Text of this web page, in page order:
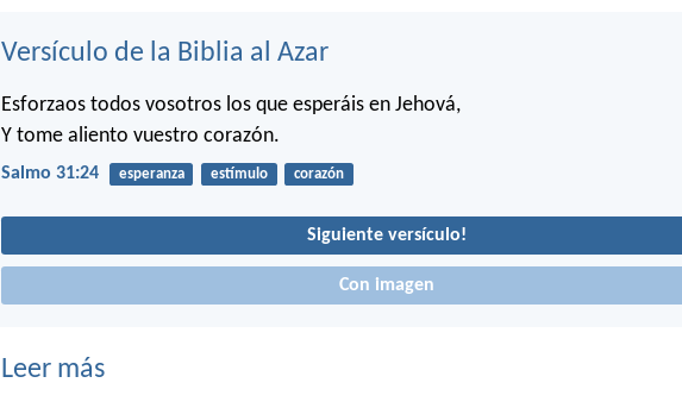
Versículo de la Biblia al Azar
Esforzaos todos vosotros los que esperáis en Jehová,
Y tome aliento vuestro corazón.
Salmo 31:24 esperanza estímulo corazón
Siguiente versículo!
Con imagen
Leer más